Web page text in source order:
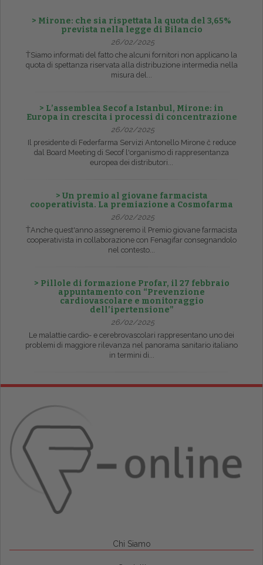
> Mirone: che sia rispettata la quota del 3,65%
prevista nella legge di Bilancio
26/02/2025
ŤSiamo informati del fatto che alcuni fornitori non applicano la
quota di spettanza riservata alla distribuzione intermedia nella
misura del...
> L’assemblea Secof a Istanbul, Mirone: in
Europa in crescita i processi di concentrazione
26/02/2025
Il presidente di Federfarma Servizi Antonello Mirone č reduce
dal Board Meeting di Secof l'organismo di rappresentanza
europea dei distributori...
> Un premio al giovane farmacista
cooperativista. La premiazione a Cosmofarma
26/02/2025
ŤAnche quest'anno assegneremo il Premio giovane farmacista
cooperativista in collaborazione con Fenagifar consegnandolo
nel contesto...
> Pillole di formazione Profar, il 27 febbraio
appuntamento con “Prevenzione
cardiovascolare e monitoraggio
dell’ipertensione”
26/02/2025
Le malattie cardio- e cerebrovascolari rappresentano uno dei
problemi di maggiore rilevanza nel panorama sanitario italiano
in termini di...
Chi Siamo